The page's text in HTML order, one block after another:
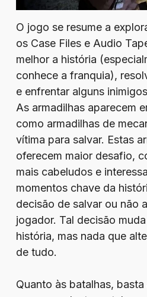
O jogo se resume a
os Case Files e Audio
melhor a história
conhece a franquia),
e enfrentar alguns
As armadilhas aparecem
como armadilhas de
vítima para salvar. Estas
oferecem maior desafio,
mais cabeludos e
momentos chave da
decisão de salvar ou não
jogador. Tal decisão
história, mas nada que
de tudo.
Quanto às batalhas,